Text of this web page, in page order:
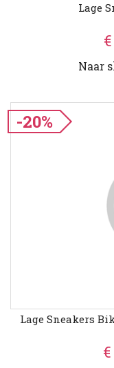
Lage
Naar
-20%
Lage Sneakers